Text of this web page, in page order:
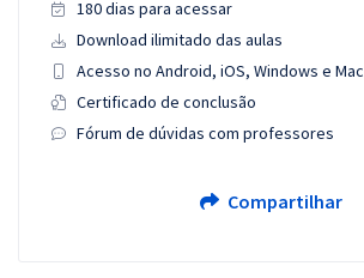
180 dias para acessar
Download ilimitado das aulas
Acesso no Android, iOS, Windows e Mac
Certificado de conclusão
Fórum de dúvidas com professores
Compartilhar